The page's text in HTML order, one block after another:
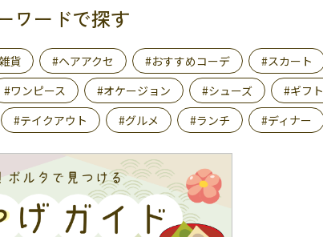
ワードで探す
貨 #ヘアアクセ #おすすめコーデ #スカート
#ワンピース #オケージョン #シューズ #ギフト
#テイクアウト #グルメ #ランチ #ディナー